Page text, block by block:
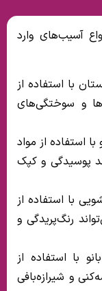
آسیب‌های وارد
با استفاده از
و سوختگی‌های
استفاده از مواد
پوسیدگی و کپک
با استفاده از
رنگ‌پریدگی و
با استفاده از
و شیرازه‌بافی